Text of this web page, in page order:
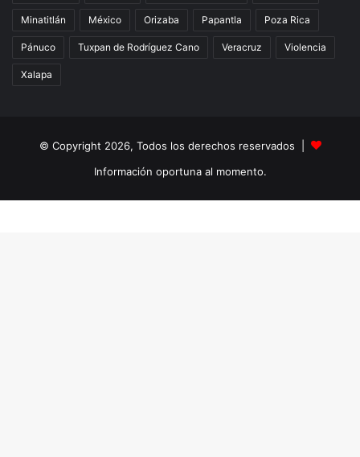
Minatitlán México Orizaba Papantla Poza Rica
Pánuco Tuxpan de Rodríguez Cano Veracruz Violencia
Xalapa
© Copyright 2026, Todos los derechos reservados |
Información oportuna al momento.